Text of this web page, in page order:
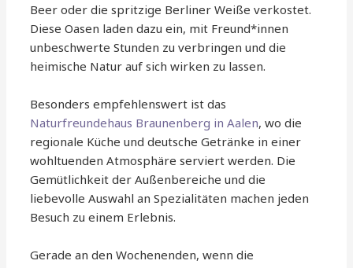
Beer oder die spritzige Berliner Weiße verkostet.
Diese Oasen laden dazu ein, mit Freund*innen
unbeschwerte Stunden zu verbringen und die
heimische Natur auf sich wirken zu lassen.
Besonders empfehlenswert ist das
Naturfreundehaus Braunenberg in Aalen, wo die
regionale Küche und deutsche Getränke in einer
wohltuenden Atmosphäre serviert werden. Die
Gemütlichkeit der Außenbereiche und die
liebevolle Auswahl an Spezialitäten machen jeden
Besuch zu einem Erlebnis.
Gerade an den Wochenenden, wenn die